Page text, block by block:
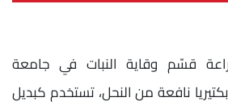
قسّم وقاية النبات في جامعة
نافعة من النحل، تستخدم كبديل